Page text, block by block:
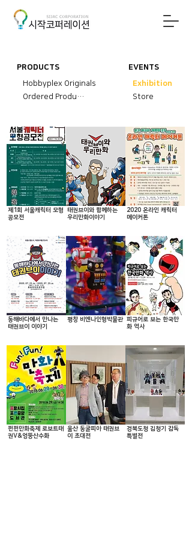
PRODUCTS
Hobbyplex Originals
Ordered Products
EVENTS
Exhibition
Store
제1회 서울캐릭터 모형
공모전
동해바다에서 만나는
태권브이 이야기
펀펀만화축제 로보트태
권V&엉뚱산수화
태권브이와 함께하는
우리만화이야기
평창 비엔나인형박물관
울산 동굴피아 태권브
이 초대전
2020 온라인 캐릭터
메이커톤
피규어로 보는 한국만
화 역사
경북도청 김청기 감독
특별전